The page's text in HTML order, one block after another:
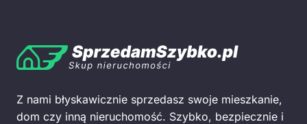
Z nami błyskawicznie sprzedasz swoje mieszkanie,
dom czy inną nieruchomość. Szybko, bezpiecznie i